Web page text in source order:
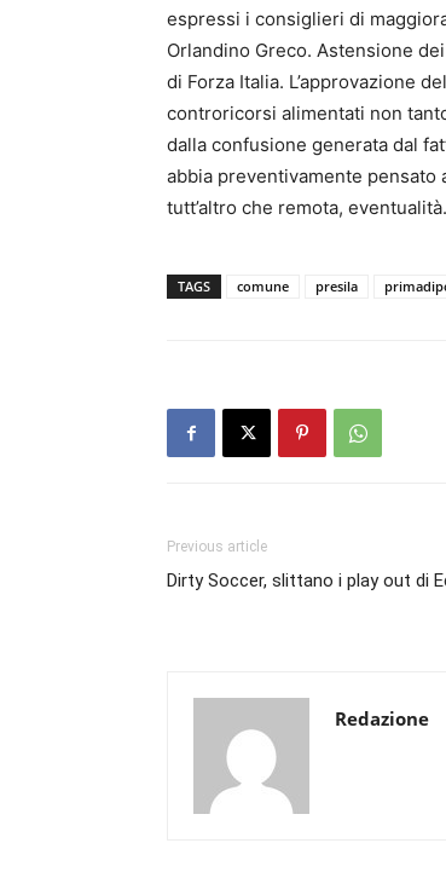
espressi i consiglieri di
Orlandino Greco. Astensione
di Forza Italia. L’approvazione
controricorsi alimentati non
dalla confusione generata dal
abbia preventivamente pensato
tutt’altro che remota,
TAGS comune presila
Previous article
Dirty Soccer, slittano i play out di
Redazione